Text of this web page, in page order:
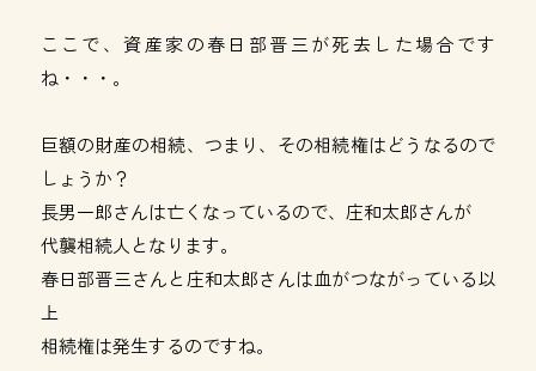
ここで、資産家の春日部晋三が死去した場合です
ね・・・。
巨額の財産の相続、つまり、その相続権はどうなるので
しょうか？
長男一郎さんは亡くなっているので、庄和太郎さんが
代襲相続人となります。
春日部晋三さんと庄和太郎さんは血がつながっている以
上
相続権は発生するのですね。